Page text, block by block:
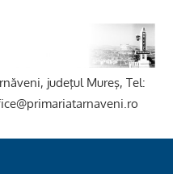
judeţul Mureş, Tel: